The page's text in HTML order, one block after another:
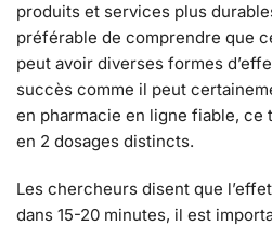
produits et services plus
préférable de comprendre que
peut avoir diverses formes
succès comme il peut
en pharmacie en ligne fiable, ce
en 2 dosages distincts.
Les chercheurs disent que
dans 15-20 minutes, il est